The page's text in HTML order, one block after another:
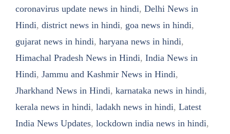
coronavirus update news in hindi, Delhi News in
Hindi, district news in hindi, goa news in hindi,
gujarat news in hindi, haryana news in hindi,
Himachal Pradesh News in Hindi, India News in
Hindi, Jammu and Kashmir News in Hindi,
Jharkhand News in Hindi, karnataka news in hindi,
kerala news in hindi, ladakh news in hindi, Latest
India News Updates, lockdown india news in hindi,